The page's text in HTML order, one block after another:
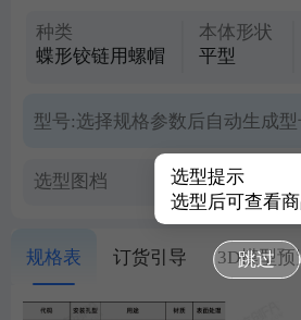
种类
蝶形铰链用螺帽
本体形状
平型
型号:选择规格参数后自动生成型
选型提示
选型后可查看
跳过
选型图档
规格表 订货引导 3D模型预